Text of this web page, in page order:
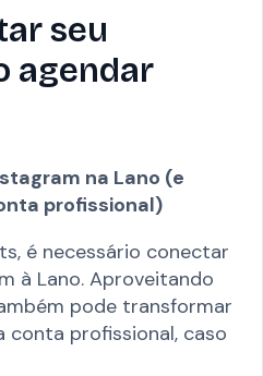
seu
agendar
na Lano (e
profissional)
é necessário conectar
à Lano. Aproveitando
pode transformar
conta profissional, caso